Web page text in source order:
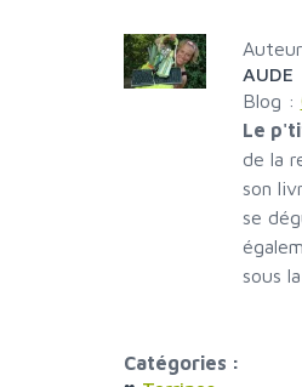
AUDE
Blog :
Le
de la
son
se
sous
Catégories :